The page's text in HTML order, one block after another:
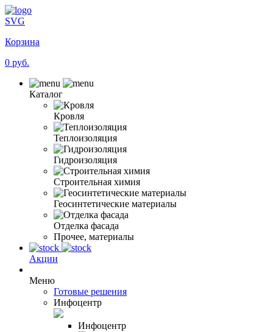
SVG
Корзина
0 руб.
Каталог
Кровля
Теплоизоляция
Гидроизоляция
Строительная химия
Геосинтетические материалы
Отделка фасада
Прочее, материалы
Акции
Меню
Готовые решения
Инфоцентр
Инфоцентр